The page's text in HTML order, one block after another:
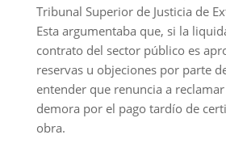
Tribunal Superior de Justicia de
Esta argumentaba que, si la
contrato del sector público es
reservas u objeciones por parte
entender que renuncia a
demora por el pago tardío de
obra.